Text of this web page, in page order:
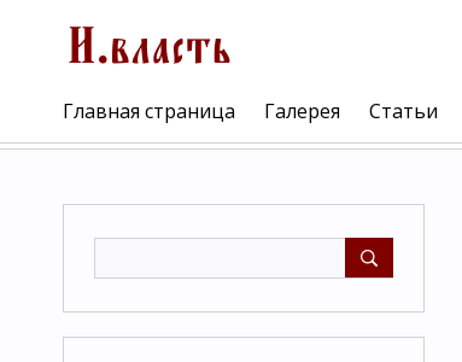
Главная страница Галерея Статьи